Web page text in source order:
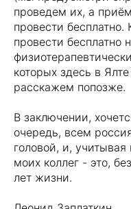
проведем их, а
провести
провести бесплатно
которых здесь в
расскажем попозже.
В заключении,
очередь, всем
головой, и,
моих коллег - это,
лет жизни.